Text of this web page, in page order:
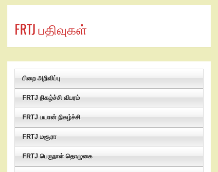
FRTJ பதிவுகள்
பிறை அறிவிப்பு
FRTJ நிகழ்ச்சி விபரம்
FRTJ பயான் நிகழ்ச்சி
FRTJ மசூரா
FRTJ பெருநாள் தொழுகை